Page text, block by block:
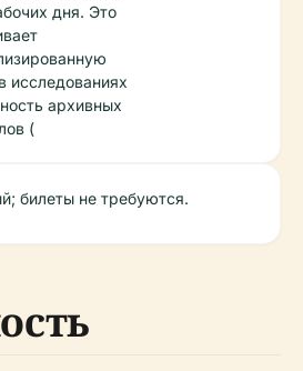
дня. Это
исследованиях
архивных
(
билеты не требуются.